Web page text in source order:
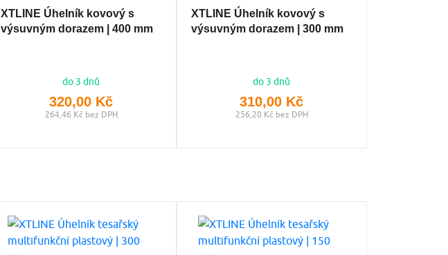
XTLINE Úhelník kovový s
výsuvným dorazem | 400 mm
do 3 dnů
320,00 Kč
264,46 Kč bez DPH
XTLINE Úhelník kovový s
výsuvným dorazem | 300 mm
do 3 dnů
310,00 Kč
256,20 Kč bez DPH